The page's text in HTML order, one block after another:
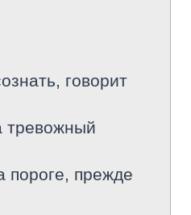
говорит
тревожный
пороге, прежде